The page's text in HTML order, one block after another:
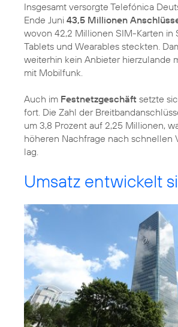
Insgesamt versorgte Telefónica
Ende Juni 43,5 Millionen
wovon 42,2 Millionen SIM-Karten in
Tablets und Wearables steckten.
weiterhin kein Anbieter hierzulande
mit Mobilfunk.
Auch im Festnetzgeschäft setzte
fort. Die Zahl der
um 3,8 Prozent auf 2,25 Millionen,
höheren Nachfrage nach schnellen
lag.
Umsatz entwickelt